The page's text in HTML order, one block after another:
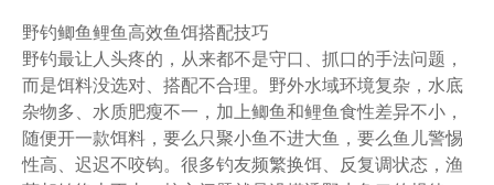
野钓鲫鱼鲤鱼高效鱼饵搭配技巧
野钓最让人头疼的，从来都不是守口、抓口的手法问题，
而是饵料没选对、搭配不合理。野外水域环境复杂，水底
杂物多、水质肥瘦不一，加上鲫鱼和鲤鱼食性差异不小，
随便开一款饵料，要么只聚小鱼不进大鱼，要么鱼儿警惕
性高、迟迟不咬钩。很多钓友频繁换饵、反复调状态，渔